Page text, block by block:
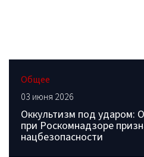
Общее
03 июня 2026
Оккультизм под ударом:
при Роскомнадзоре
нацбезопасности